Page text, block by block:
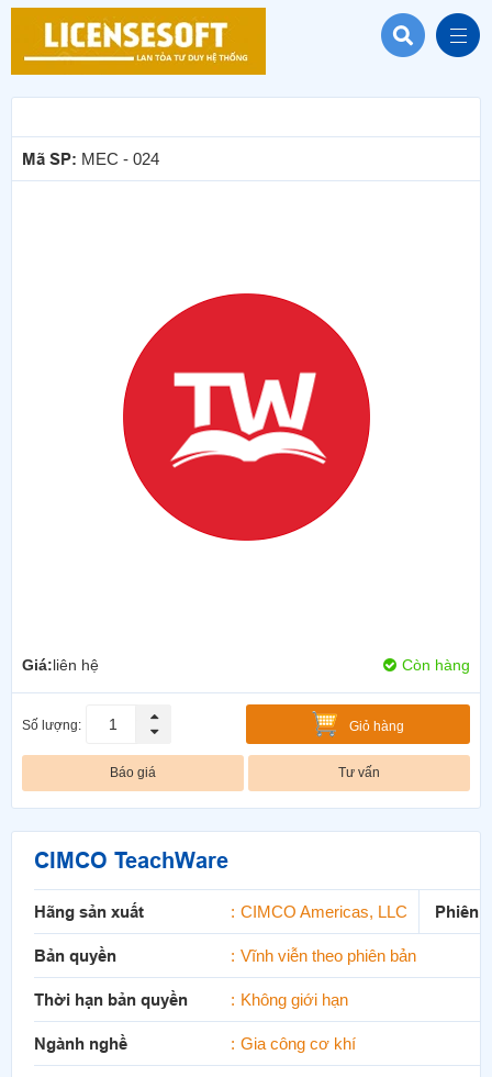
Mã SP: MEC - 024
Giá:liên hệ Còn hàng
Số lượng: Giỏ hàng
Báo giá Tư vấn
CIMCO TeachWare
Hãng sản xuất CIMCO Americas, LLC Phiên
Bản quyền Vĩnh viễn theo phiên bản
Thời hạn bản quyền Không giới hạn
Ngành nghề Gia công cơ khí